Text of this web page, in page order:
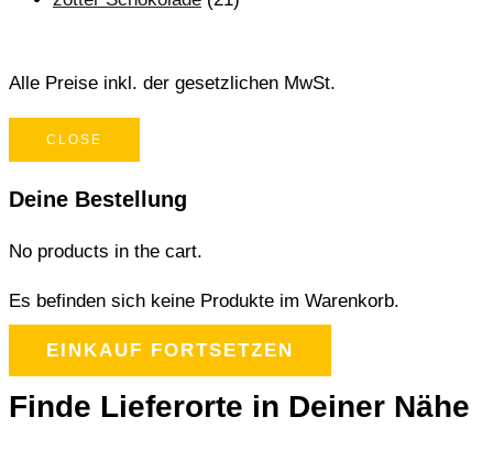
Alle Preise inkl. der gesetzlichen MwSt.
CLOSE
Deine Bestellung
No products in the cart.
Es befinden sich keine Produkte im Warenkorb.
EINKAUF FORTSETZEN
Finde Lieferorte in Deiner Nähe